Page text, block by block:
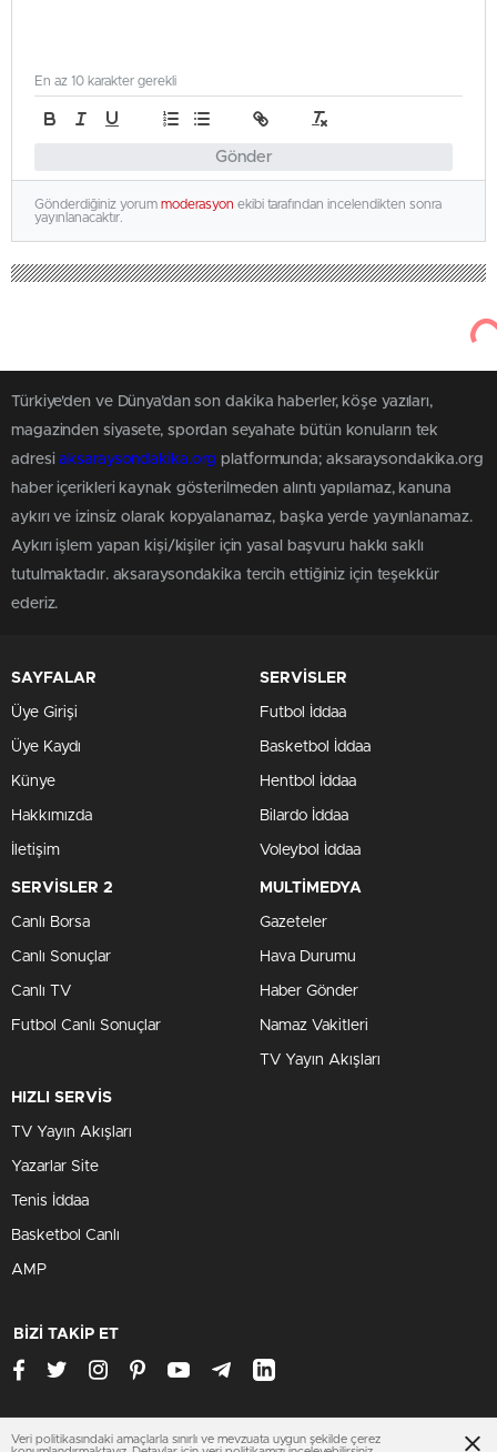
Gönder
En az 10 karakter gerekli
Gönderdiğiniz yorum moderasyon ekibi tarafından incelendikten sonra
yayınlanacaktır.
Türkiye'den ve Dünya’dan son dakika haberler, köşe yazıları,
magazinden siyasete, spordan seyahate bütün konuların tek
adresiaksaraysondakika.org platformunda; aksaraysondakika.org
haber içerikleri kaynak gösterilmeden alıntı yapılamaz, kanuna
aykırı ve izinsiz olarak kopyalanamaz, başka yerde yayınlanamaz.
Aykırı işlem yapan kişi/kişiler için yasal başvuru hakkı saklı
tutulmaktadır. aksaraysondakika tercih ettiğiniz için teşekkür
ederiz.
SAYFALAR
Üye Girişi
Üye Kaydı
Künye
Hakkımızda
İletişim
SERVİSLER
Futbol İddaa
Basketbol İddaa
Hentbol İddaa
Bilardo İddaa
Voleybol İddaa
SERVİSLER 2
Canlı Borsa
Canlı Sonuçlar
Canlı TV
Futbol Canlı Sonuçlar
MULTİMEDYA
Gazeteler
Hava Durumu
Haber Gönder
Namaz Vakitleri
TV Yayın Akışları
HIZLI SERVİS
TV Yayın Akışları
Yazarlar Site
Tenis İddaa
Basketbol Canlı
AMP
BİZİ TAKİP ET
aksaraysondakika.org
Veri politikasındaki amaçlarla sınırlı ve mevzuata uygun şekilde çerez